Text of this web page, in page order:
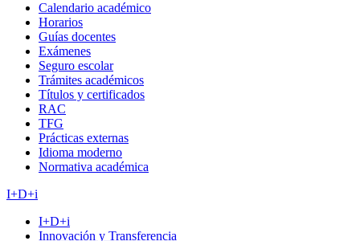
Calendario académico
Horarios
Guías docentes
Exámenes
Seguro escolar
Trámites académicos
Títulos y certificados
RAC
TFG
Prácticas externas
Idioma moderno
Normativa académica
I+D+i
I+D+i
Innovación y Transferencia